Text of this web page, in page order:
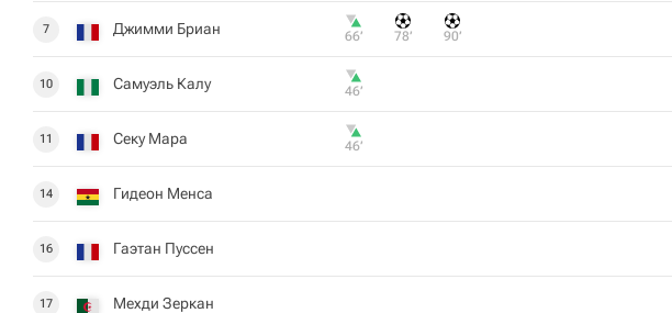
7 Джимми Бриан 66‎’‎ 78‎’‎ 90‎’‎
10 Самуэль Калу 46‎’‎
11 Секу Мара 46‎’‎
14 Гидеон Менса
16 Гаэтан Пуссен
17 Мехди Зеркан